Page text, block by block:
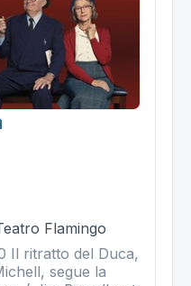
Flamingo
Il ritratto del Duca,
segue la